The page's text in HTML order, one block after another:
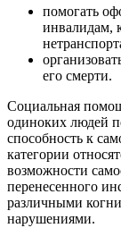
помогать
инвалидам,
его смерти.
Социальная
одиноких людей
способность к
категории
возможности
перенесенного
различными
нарушениями.